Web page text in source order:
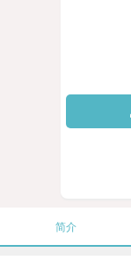
简介